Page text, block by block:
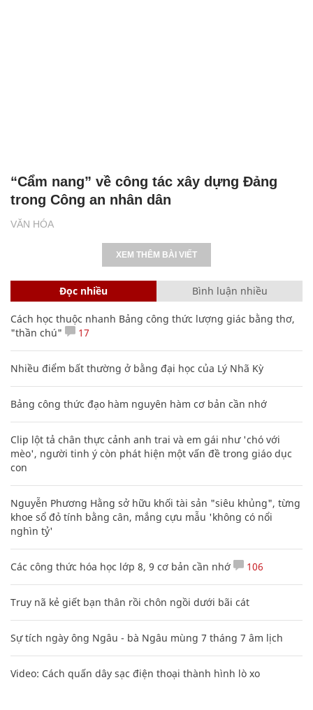
VĂN HÓA
“Cẩm nang” về công tác xây dựng Đảng
trong Công an nhân dân
XEM THÊM BÀI VIẾT
Đọc nhiều Bình luận nhiều
Cách học thuộc nhanh Bảng công thức lượng giác bằng thơ,
"thần chú"
17
Nhiều điểm bất thường ở bằng đại học của Lý Nhã Kỳ
Bảng công thức đạo hàm nguyên hàm cơ bản cần nhớ
Clip lột tả chân thực cảnh anh trai và em gái như 'chó với
mèo', người tinh ý còn phát hiện một vấn đề trong giáo dục
con
Nguyễn Phương Hằng sở hữu khối tài sản "siêu khủng", từng
khoe sổ đỏ tính bằng cân, mắng cựu mẫu 'không có nổi
nghìn tỷ'
Các công thức hóa học lớp 8, 9 cơ bản cần nhớ 106
Truy nã kẻ giết bạn thân rồi chôn ngồi dưới bãi cát
Sự tích ngày ông Ngâu - bà Ngâu mùng 7 tháng 7 âm lịch
Video: Cách quấn dây sạc điện thoại thành hình lò xo